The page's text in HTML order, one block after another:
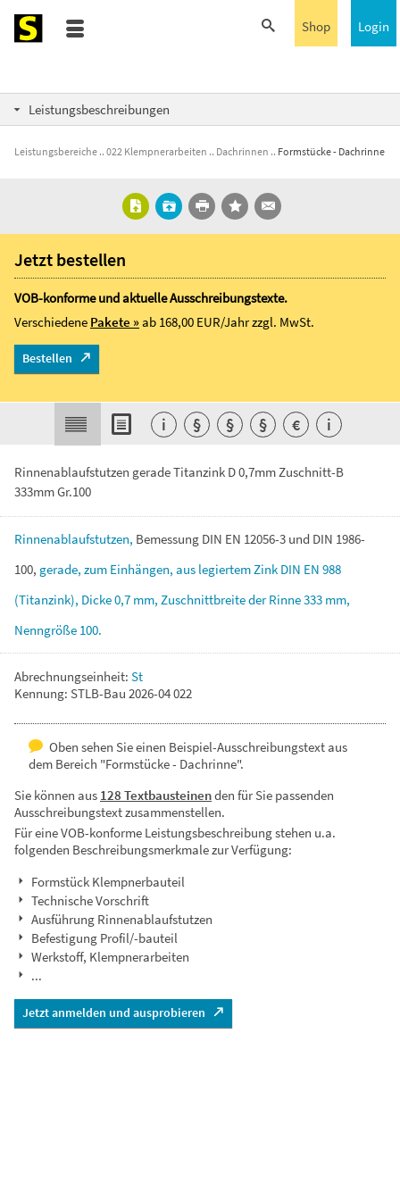
Login
Shop
Leistungsbeschreibungen
Leistungsbereiche 022 Klempnerarbeiten Dachrinnen Formstücke - Dachrinne
Rinnenablaufstutzen gerade Titanzink D 0,7mm Zuschnitt-B
333mm Gr.100
Rinnenablaufstutzen, Bemessung DIN EN 12056-3 und DIN 1986-
100, gerade, zum Einhängen, aus legiertemZink DIN EN 988
(Titanzink), Dicke0,7 mm, ZuschnittbreitederRinne333 mm,
Nenngröße 100.
Abrechnungseinheit: St
Kennung: STLB-Bau 2026-04 022
Oben sehen Sie einen Beispiel-Ausschreibungstext aus
dem Bereich "Formstücke - Dachrinne".
Sie können aus 128 Textbausteinenden für Sie passenden
Ausschreibungstext zusammenstellen.
Für eine VOB-konforme Leistungsbeschreibung stehen u.a.
folgenden Beschreibungsmerkmale zur Verfügung:
Formstück Klempnerbauteil
Technische Vorschrift
Ausführung Rinnenablaufstutzen
Befestigung Profil/-bauteil
Werkstoff, Klempnerarbeiten
...
Jetzt anmelden und ausprobieren
Jetzt bestellen
VOB-konforme und aktuelle Ausschreibungstexte.
Verschiedene Pakete »ab 168,00 EUR/Jahrzzgl. MwSt.
Bestellen
i § § § € i